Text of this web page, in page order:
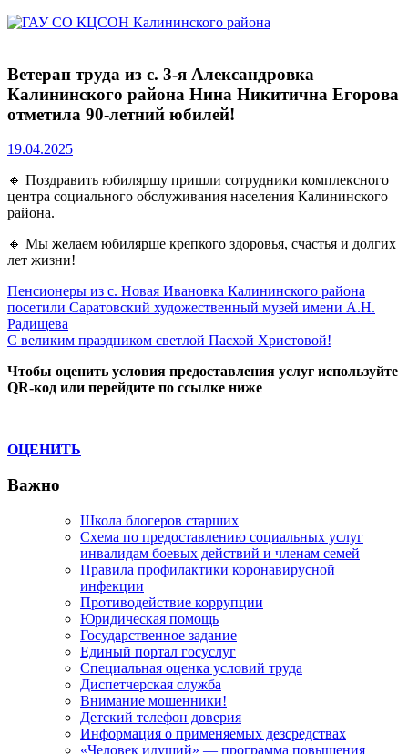
Ветеран труда из с. 3-я Александровка
Калининского района Нина Никитична Егорова
отметила 90-летний юбилей!
19.04.2025
🔸 Поздравить юбиляршу пришли сотрудники комплексного
центра социального обслуживания населения Калининского
района.
🔸 Мы желаем юбилярше крепкого здоровья, счастья и долгих
лет жизни!
Навигация
по
записям
Previous
Post:
Пенсионеры из с. Новая Ивановка Калининского района
посетили Саратовский художественный музей имени А.Н.
Радищева
Next
С великим праздником светлой Пасхой Христовой!
Чтобы оценить условия предоставления услуг используйте
QR-код или перейдите по ссылке ниже
ОЦЕНИТЬ
Важно
Школа блогеров старших
Схема по предоставлению социальных услуг
инвалидам боевых действий и членам семей
Правила профилактики коронавирусной
инфекции
Противодействие коррупции
Юридическая помощь
Государственное задание
Единый портал госуслуг
Специальная оценка условий труда
Диспетчерская служба
Внимание мошенники!
Детский телефон доверия
Информация о применяемых дезсредствах
«Человек идущий» — программа повышения